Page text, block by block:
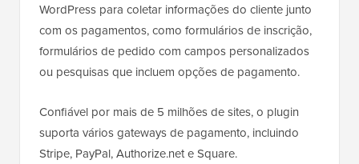
WordPress para coletar informações do cliente junto
com os pagamentos, como formulários de inscrição,
formulários de pedido com campos personalizados
ou pesquisas que incluem opções de pagamento.
Confiável por mais de 5 milhões de sites, o plugin
suporta vários gateways de pagamento, incluindo
Stripe, PayPal, Authorize.net e Square.